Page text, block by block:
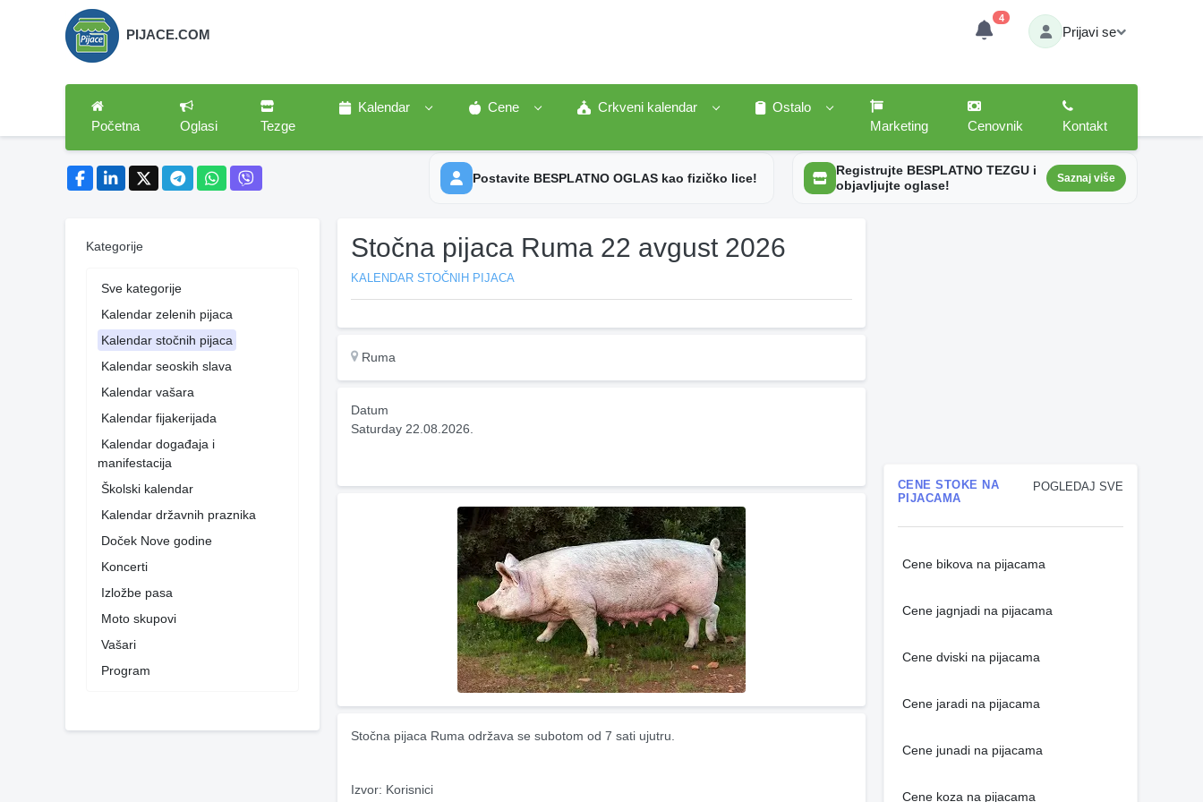
PIJACE.COM
4
Prijavi se
Početna Oglasi Tezge
Kalendar Cene Crkveni kalendar
Ostalo
Marketing
Cenovnik Kontakt
Postavite BESPLATNO OGLAS kao fizičko lice!
Registrujte BESPLATNO TEZGU i
objavljujte oglase!
Saznaj više
Kategorije
Sve kategorije
Kalendar zelenih pijaca
Kalendar stočnih pijaca
Kalendar seoskih slava
Kalendar vašara
Kalendar fijakerijada
Kalendar događaja i
manifestacija
Školski kalendar
Kalendar državnih praznika
Doček Nove godine
Koncerti
Izložbe pasa
Moto skupovi
Vašari
Program
Stočna pijaca Ruma 22 avgust 2026
KALENDAR STOČNIH PIJACA
Ruma
Datum
Saturday 22.08.2026.
Stočna pijaca Ruma održava se subotom od 7 sati ujutru.
Izvor: Korisnici
POGLEDAJ SVE
CENE STOKE NA
PIJACAMA
Cene bikova na pijacama
Cene jagnjadi na pijacama
Cene dviski na pijacama
Cene jaradi na pijacama
Cene junadi na pijacama
Cene koza na pijacama